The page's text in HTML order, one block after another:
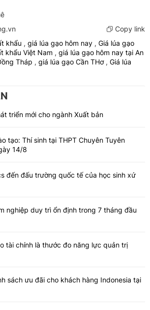
Copy link
khẩu , giá lúa gạo hôm nay , Giá lúa gạo
khẩu Việt Nam , giá lúa gạo hôm nay tại An
Tháp , ​​​​​​​giá lúa gạo Cần THơ, Giá lúa
triển mới cho ngành Xuất bản
tạo: Thí sinh tại THPT Chuyên Tuyên
14/8
đến đấu trường quốc tế của học sinh xứ
nghiệp duy trì ổn định trong 7 tháng đầu
tài chính là thước đo năng lực quản trị
sách ưu đãi cho khách hàng Indonesia tại